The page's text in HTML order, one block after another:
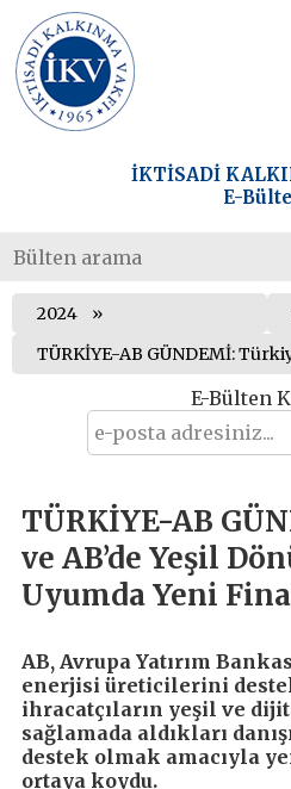
İKTİSADİ
E-
2024
E-Bülten
TÜRKİYE-AB
ve AB’de Yeşil
Uyumda Yeni
AB, Avrupa Yatırım
enerjisi üreticilerini
ihracatçıların yeşil ve
sağlamada aldıkları
destek olmak amacıyla
ortaya koydu.